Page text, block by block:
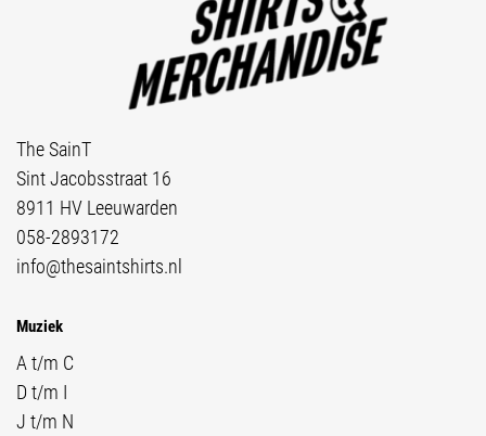
The SainT
Sint Jacobsstraat 16
8911 HV Leeuwarden
058-2893172
info@thesaintshirts.nl
Muziek
A t/m C
D t/m I
J t/m N